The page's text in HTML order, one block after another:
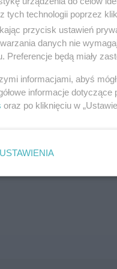
ogłoszenie nie
tych technologii poprzez
przycisk ustawień
danych nie
Preferencje będą miały
informacjami, abyś
informacje
oraz po kliknięciu w
USTAWIENIA